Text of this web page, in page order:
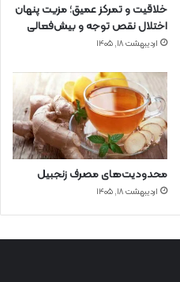
خلاقیت و تمرکز عمیق؛ مزیت پنهان
اختلال نقص توجه و بیش‌فعالی
اردیبهشت ۱۸, ۱۴۰۵
محدودیت‌های مصرف زنجبیل
اردیبهشت ۱۸, ۱۴۰۵